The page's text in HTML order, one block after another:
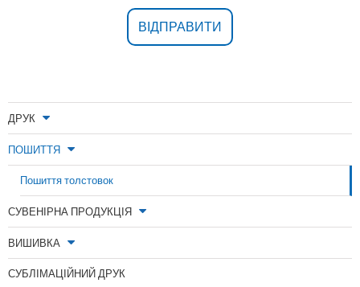
ДРУК
ПОШИТТЯ
Пошиття толстовок
СУВЕНІРНА ПРОДУКЦІЯ
ВИШИВКА
СУБЛІМАЦІЙНИЙ ДРУК